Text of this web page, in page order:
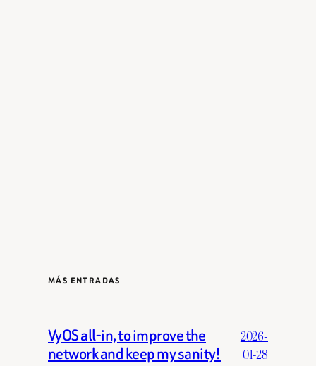
MÁS ENTRADAS
VyOS all-in, to improve the
network and keep my sanity!
2026-
01-28